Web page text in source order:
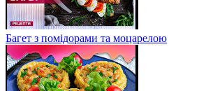
Багет з помідорами та моцарелою